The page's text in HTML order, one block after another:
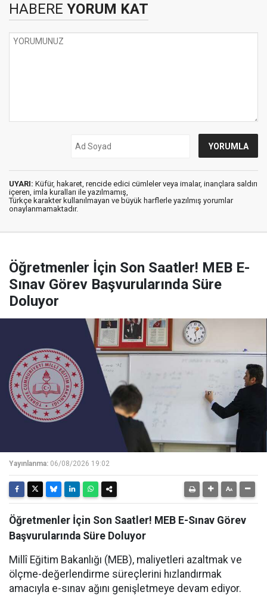
HABERE YORUM KAT
UYARI: Küfür, hakaret, rencide edici cümleler veya imalar, inançlara saldırı
içeren, imla kuralları ile yazılmamış,
Türkçe karakter kullanılmayan ve büyük harflerle yazılmış yorumlar
onaylanmamaktadır.
Öğretmenler İçin Son Saatler! MEB E-
Sınav Görev Başvurularında Süre
Doluyor
Yayınlanma: 06/08/2026 19:02
Öğretmenler İçin Son Saatler! MEB E-Sınav Görev
Başvurularında Süre Doluyor
Millî Eğitim Bakanlığı (MEB), maliyetleri azaltmak ve
ölçme-değerlendirme süreçlerini hızlandırmak
amacıyla e-sınav ağını genişletmeye devam ediyor.